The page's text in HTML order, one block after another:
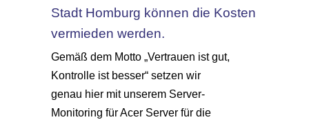
Stadt Homburg können die Kosten
vermieden werden.
Gemäß dem Motto „Vertrauen ist gut,
Kontrolle ist besser“ setzen wir
genau hier mit unserem Server-
Monitoring für Acer Server für die